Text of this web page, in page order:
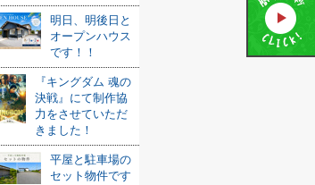
明日、明後日と
オープンハウス
です！！
『キングダム 魂の
決戦』にて制作協
力をさせていただ
きました！
平屋と駐車場の
セット物件です